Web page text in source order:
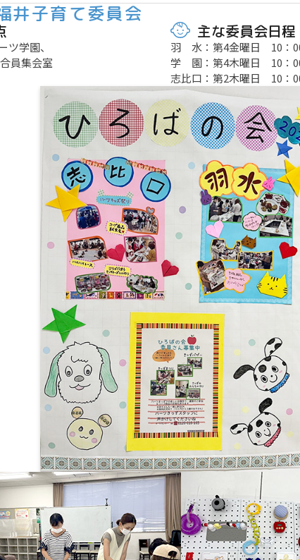
井子育て委員会
ツ学園、
員集会室
主な委員会日程
羽 水：第4金曜日 10：
学 園：第4木曜日 10：
志比口：第2木曜日 10：